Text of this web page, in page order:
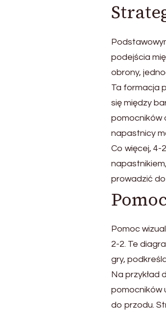
podejścia
obrony,
Ta formacja
się między
pomocników
napastnicy
Co więcej, 4-
prowadzić do
Pomoc
2-2. Te
gry,
Na przykład
pomocników
do przodu.